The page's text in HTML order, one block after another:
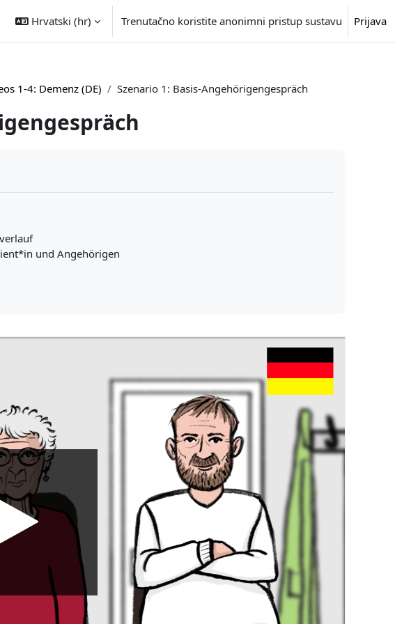
Hrvatski ‎(hr)‎ Trenutačno koristite anonimni pristup sustavu Prijava
1-4: Demenz (DE) Szenario 1: Basis-Angehörigengespräch
und Angehörigen